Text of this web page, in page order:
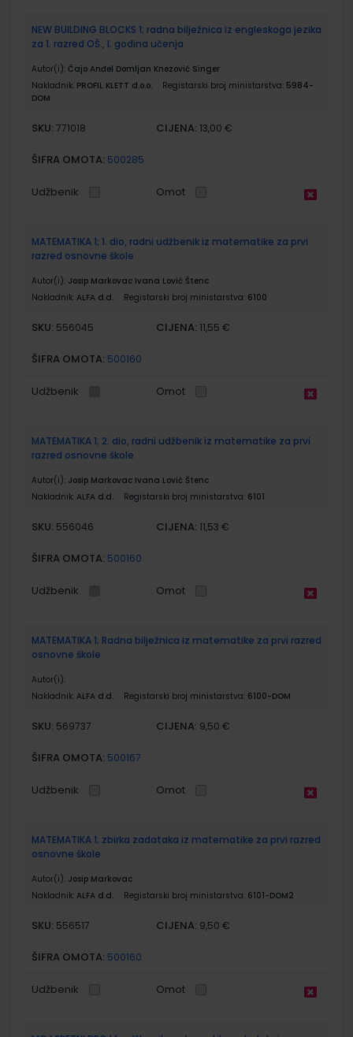
NEW BUILDING BLOCKS 1; radna bilježnica iz engleskoga jezika
za 1. razred OŠ., I. godina učenja
Autor(i): Čajo Anđel Domljan Knezović Singer
Nakladnik: PROFIL KLETT d.o.o. Registarski broj ministarstva: 5984-
DOM
SKU: 771018 CIJENA: 13,00 €
ŠIFRA OMOTA: 500285
Udžbenik Omot
MATEMATIKA 1; 1. dio, radni udžbenik iz matematike za prvi
razred osnovne škole
Autor(i): Josip Markovac Ivana Lović Štenc
Nakladnik: ALFA d.d. Registarski broj ministarstva: 6100
SKU: 556045 CIJENA: 11,55 €
ŠIFRA OMOTA: 500160
Udžbenik Omot
MATEMATIKA 1; 2. dio, radni udžbenik iz matematike za prvi
razred osnovne škole
Autor(i): Josip Markovac Ivana Lović Štenc
Nakladnik: ALFA d.d. Registarski broj ministarstva: 6101
SKU: 556046 CIJENA: 11,53 €
ŠIFRA OMOTA: 500160
Udžbenik Omot
MATEMATIKA 1; Radna bilježnica iz matematike za prvi razred
osnovne škole
Autor(i):
Nakladnik: ALFA d.d. Registarski broj ministarstva: 6100-DOM
SKU: 569737 CIJENA: 9,50 €
ŠIFRA OMOTA: 500167
Udžbenik Omot
MATEMATIKA 1; zbirka zadataka iz matematike za prvi razred
osnovne škole
Autor(i): Josip Markovac
Nakladnik: ALFA d.d. Registarski broj ministarstva: 6101-DOM2
SKU: 556517 CIJENA: 9,50 €
ŠIFRA OMOTA: 500160
Udžbenik Omot